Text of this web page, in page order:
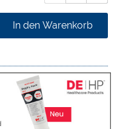
In den Warenkorb